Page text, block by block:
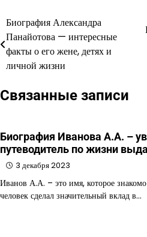
Навигация
по
записям
Биография Александра
Панайотова — интересные
факты о его жене, детях и
личной жизни
Связанные записи
Биография Иванова А.А. –
путеводитель по жизни
3 декабря 2023
Иванов А.А. – это имя, которое
человек сделал значительный вклад в…